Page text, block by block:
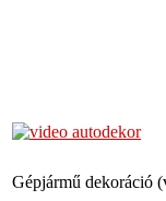
Gépjármű dekoráció